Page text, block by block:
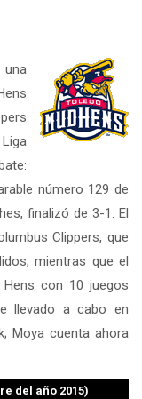
número 129 de
finalizó de 3-1. El
Clippers, que
mientras que el
con 10 juegos
llevado a cabo en
Moya cuenta ahora
del año 2015)